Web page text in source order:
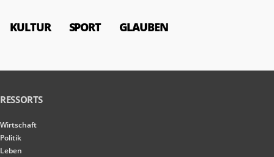
KULTUR SPORT GLAUBEN
RESSORTS
Wirtschaft
Politik
Leben